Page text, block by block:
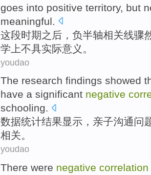
goes into positive territory, but
meaningful
这段时期之后 ， 负半轴相关线骤
学上不具实际意义 。
youdao
The research findings showed
have a significant negative
schooling.
数据统计结果显示 ， 亲子沟通问
相关。
youdao
There were negative correlation